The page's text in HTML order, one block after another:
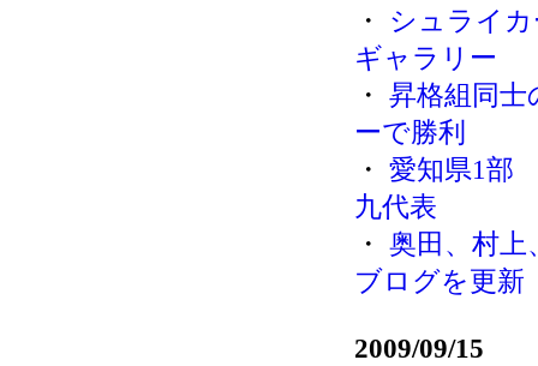
・ シュライ
ギャラリー
・ 昇格組同
ーで勝利
・ 愛知県1部
九代表
・ 奥田、村上
ブログを更新
2009/09/15